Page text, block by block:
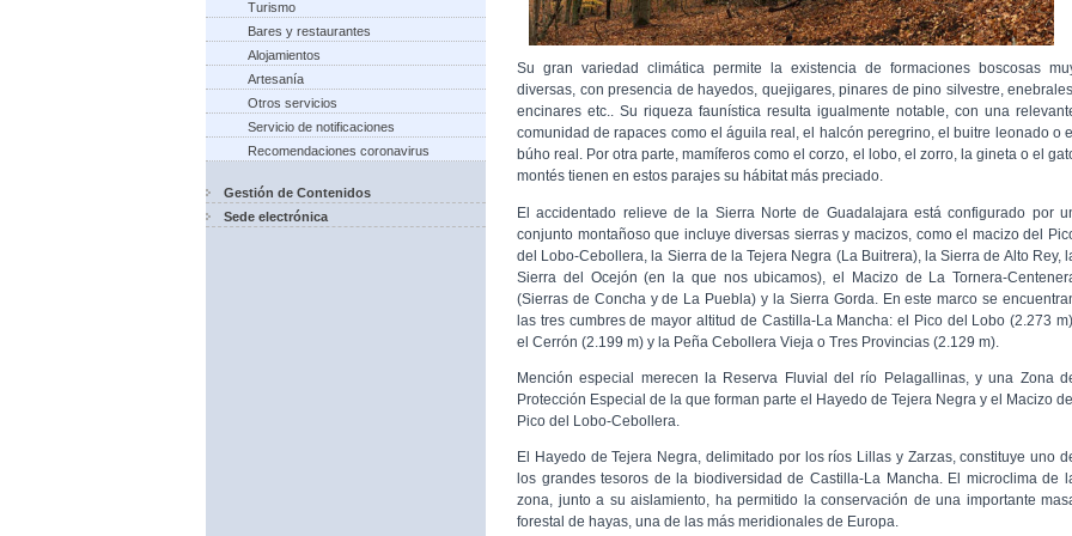
Turismo
Bares y restaurantes
Alojamientos
Artesanía
Otros servicios
Servicio de notificaciones
Recomendaciones coronavirus
Gestión de Contenidos
Sede electrónica
Su gran variedad climática permite la existencia de formaciones boscosas
diversas, con presencia de hayedos, quejigares, pinares de pino silvestre,
encinares etc.. Su riqueza faunística resulta igualmente notable, con una
comunidad de rapaces como el águila real, el halcón peregrino, el buitre leonado o el
búho real. Por otra parte, mamíferos como el corzo, el lobo, el zorro, la gineta o el
montés tienen en estos parajes su hábitat más preciado.
El accidentado relieve de la Sierra Norte de Guadalajara está configurado por
conjunto montañoso que incluye diversas sierras y macizos, como el macizo del
del Lobo-Cebollera, la Sierra de la Tejera Negra (La Buitrera), la Sierra de Alto Rey,
Sierra del Ocejón (en la que nos ubicamos), el Macizo de La Tornera-
(Sierras de Concha y de La Puebla) y la Sierra Gorda. En este marco se
las tres cumbres de mayor altitud de Castilla-La Mancha: el Pico del Lobo (2.273 m),
el Cerrón (2.199 m) y la Peña Cebollera Vieja o Tres Provincias (2.129 m).
Mención especial merecen la Reserva Fluvial del río Pelagallinas, y una Zona
Protección Especial de la que forman parte el Hayedo de Tejera Negra y el Macizo
Pico del Lobo-Cebollera.
El Hayedo de Tejera Negra, delimitado por los ríos Lillas y Zarzas, constituye uno
los grandes tesoros de la biodiversidad de Castilla-La Mancha. El microclima de
zona, junto a su aislamiento, ha permitido la conservación de una importante
forestal de hayas, una de las más meridionales de Europa.